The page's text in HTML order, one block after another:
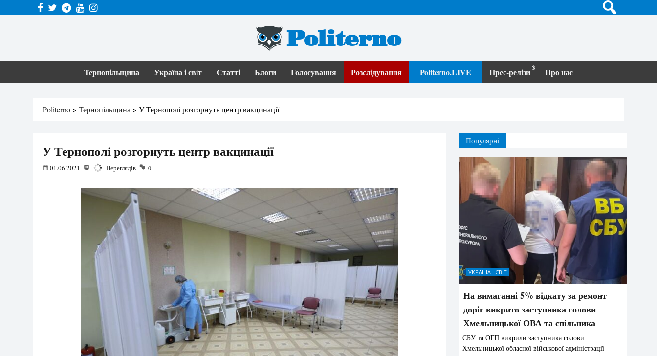
Politerno
Тернопільщина Україна і світ Статті Блоги Голосування Розслідування Politerno.LIVE Прес-релізи Про нас
Politerno > Тернопільщина > У Тернополі розгорнуть центр вакцинації
У Тернополі розгорнуть центр вакцинації
01.06.2021 2059 Переглядів 0
Популярні
УКРАЇНА І СВІТ
На вимаганні 5% відкату за ремонт
доріг викрито заступника голови
Хмельницької ОВА та спільника
СБУ та ОГП викрили заступника голови
Хмельницької обласної військової адміністрації